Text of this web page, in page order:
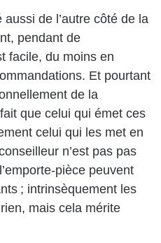
de l’autre côté de la
pendant de
facile, du moins en
Et pourtant
de la
que celui qui émet ces
celui qui les met en
n’est pas pas
pièce peuvent
; intrinsèquement les
mais cela mérite